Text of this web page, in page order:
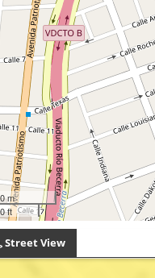
m
ft
Street View